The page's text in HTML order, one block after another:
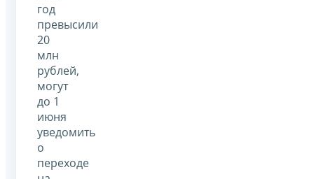
год
превысили
20
млн
рублей,
могут
до 1
июня
уведомить
о
переходе